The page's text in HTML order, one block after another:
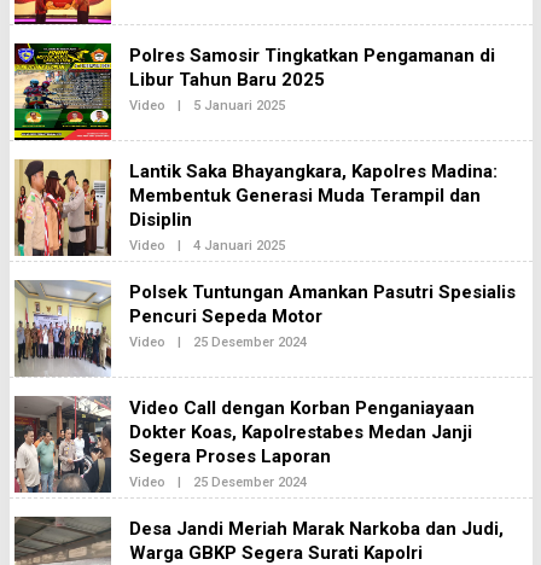
Polres Samosir Tingkatkan Pengamanan di
Libur Tahun Baru 2025
Video | 5 Januari 2025Oleh
Lantik Saka Bhayangkara, Kapolres Madina:
Membentuk Generasi Muda Terampil dan
Disiplin
Video | 4 Januari 2025Oleh
Redaksi2
Polsek Tuntungan Amankan Pasutri Spesialis
Pencuri Sepeda Motor
Video | 25 Desember 2024Oleh
Video Call dengan Korban Penganiayaan
Dokter Koas, Kapolrestabes Medan Janji
Segera Proses Laporan
Video | 25 Desember 2024Oleh
Redaksi2
Desa Jandi Meriah Marak Narkoba dan Judi,
Warga GBKP Segera Surati Kapolri